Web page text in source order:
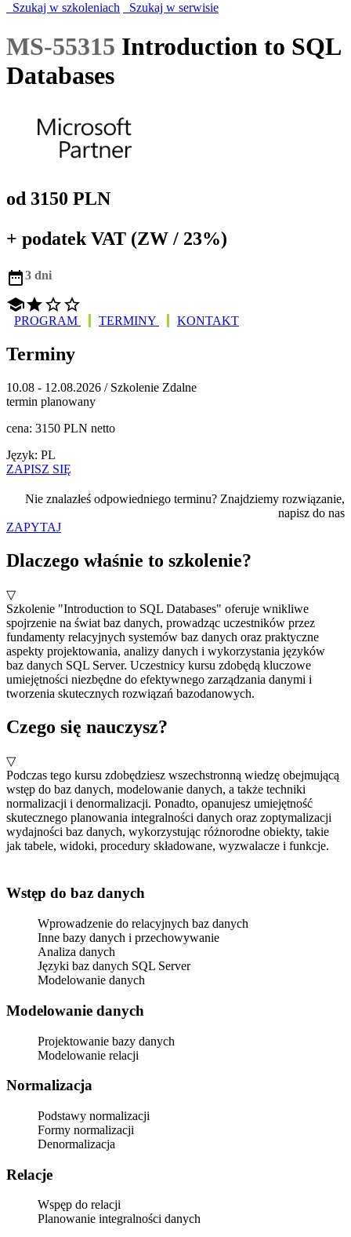
Szukaj w szkoleniach
Szukaj w serwisie
MS-55315 Introduction to SQL
Databases
od 3150 PLN
+ podatek VAT (ZW / 23%)
3 dni

PROGRAM TERMINY KONTAKT
Terminy
10.08 - 12.08.2026 / Szkolenie Zdalne
termin planowany
cena: 3150 PLN netto
Język: PL
ZAPISZ SIĘ
Nie znalazłeś odpowiedniego terminu? Znajdziemy rozwiązanie,
napisz do nas
ZAPYTAJ
Dlaczego właśnie to szkolenie?
▽
Szkolenie "Introduction to SQL Databases" oferuje wnikliwe
spojrzenie na świat baz danych, prowadząc uczestników przez
fundamenty relacyjnych systemów baz danych oraz praktyczne
aspekty projektowania, analizy danych i wykorzystania języków
baz danych SQL Server. Uczestnicy kursu zdobędą kluczowe
umiejętności niezbędne do efektywnego zarządzania danymi i
tworzenia skutecznych rozwiązań bazodanowych.
Czego się nauczysz?
▽
Podczas tego kursu zdobędziesz wszechstronną wiedzę obejmującą
wstęp do baz danych, modelowanie danych, a także techniki
normalizacji i denormalizacji. Ponadto, opanujesz umiejętność
skutecznego planowania integralności danych oraz zoptymalizacji
wydajności baz danych, wykorzystując różnorodne obiekty, takie
jak tabele, widoki, procedury składowane, wyzwalacze i funkcje.
Wstęp do baz danych
Wprowadzenie do relacyjnych baz danych
Inne bazy danych i przechowywanie
Analiza danych
Języki baz danych SQL Server
Modelowanie danych
Modelowanie danych
Projektowanie bazy danych
Modelowanie relacji
Normalizacja
Podstawy normalizacji
Formy normalizacji
Denormalizacja
Relacje
Wspęp do relacji
Planowanie integralności danych